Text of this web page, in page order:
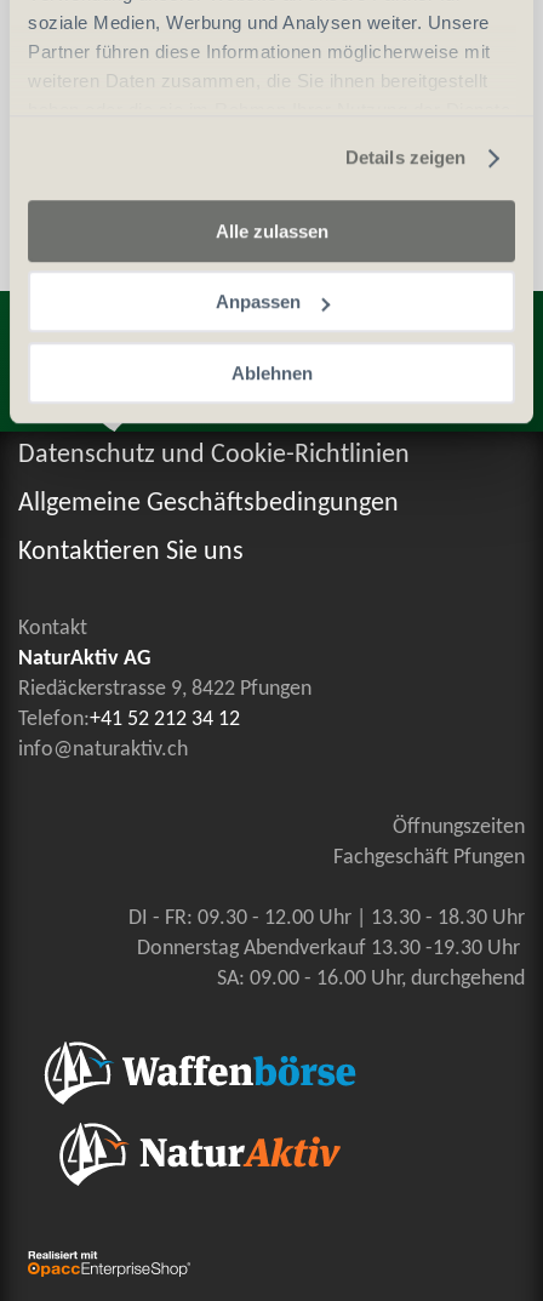
soziale Medien, Werbung und Analysen weiter. Unsere
Partner führen diese Informationen möglicherweise mit
weiteren Daten zusammen, die Sie ihnen bereitgestellt
Details zeigen
Alle zulassen
Anpassen
Ablehnen
Erwerbsvoraussetzung:
Waffenerwerbschein (WES)
Entdecken Sie weitere Produkte
Datenschutz und Cookie-Richtlinien
Allgemeine Geschäftsbedingungen
Kontaktieren Sie uns
Kontakt
NaturAktiv AG
Riedäckerstrasse 9, 8422 Pfungen
Telefon:+41 52 212 34 12
info@naturaktiv.ch
Öffnungszeiten
Fachgeschäft Pfungen
DI - FR: 09.30 - 12.00 Uhr | 13.30 - 18.30 Uhr
Donnerstag Abendverkauf 13.30 -19.30 Uhr
SA: 09.00 - 16.00 Uhr, durchgehend